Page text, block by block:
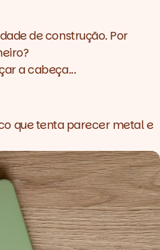
de construção. Por
a cabeça...
que tenta parecer metal e